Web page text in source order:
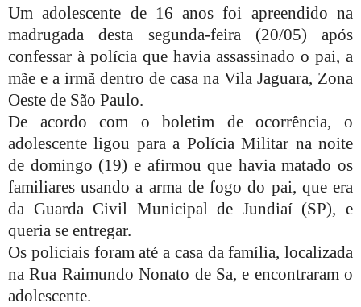
Um adolescente de 16 anos foi apreendido na
madrugada desta segunda-feira (20/05) após
confessar à polícia que havia assassinado o pai, a
mãe e a irmã dentro de casa na Vila Jaguara, Zona
Oeste de São Paulo.
De acordo com o boletim de ocorrência, o
adolescente ligou para a Polícia Militar na noite
de domingo (19) e afirmou que havia matado os
familiares usando a arma de fogo do pai, que era
da Guarda Civil Municipal de Jundiaí (SP), e
queria se entregar.
Os policiais foram até a casa da família, localizada
na Rua Raimundo Nonato de Sa, e encontraram o
adolescente.